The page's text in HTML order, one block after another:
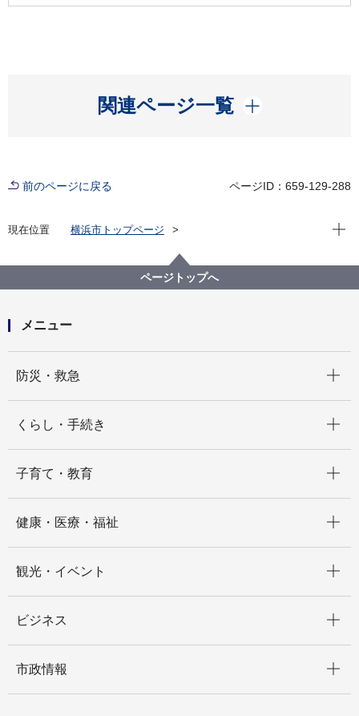
関連ページ一覧
開く
前のページに戻る ページID：659-129-288
現在位置
横浜市トップページ
資源循環局
納豆の容器がきれいに洗えないがそのままでよいか
現在
ページトップへ
メニュー
防災・救急
くらし・手続き
子育て・教育
健康・医療・福祉
観光・イベント
ビジネス
市政情報